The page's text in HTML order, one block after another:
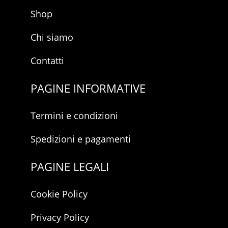
Shop
Chi siamo
Contatti
PAGINE INFORMATIVE
Termini e condizioni
Spedizioni e pagamenti
PAGINE LEGALI
Cookie Policy
Privacy Policy